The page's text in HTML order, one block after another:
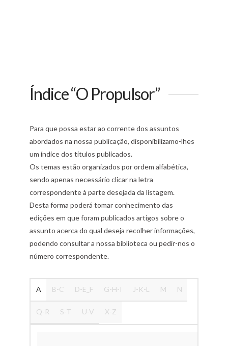
Índice “O Propulsor”
Para que possa estar ao corrente dos assuntos
abordados na nossa publicação, disponibilizamo-lhes
um índice dos títulos publicados.
Os temas estão organizados por ordem alfabética,
sendo apenas necessário clicar na letra
correspondente à parte desejada da listagem.
Desta forma poderá tomar conhecimento das
edições em que foram publicados artigos sobre o
assunto acerca do qual deseja recolher informações,
podendo consultar a nossa biblioteca ou pedir-nos o
número correspondente.
A B-C D-E_F G-H-I J-K-L M N
Q-R S-T U-V X-Z